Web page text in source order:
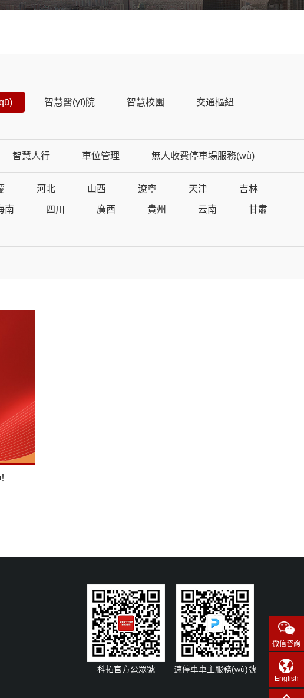
智慧醫(yī)院 智慧校園 交通樞紐
智慧人行 車位管理 無人收費停車場服務(wù)
河北 山西 遼寧 天津 吉林
南 四川 廣西 貴州 云南 甘肅
科拓官方公眾號 速停車車主服務(wù)號
微信咨詢
English